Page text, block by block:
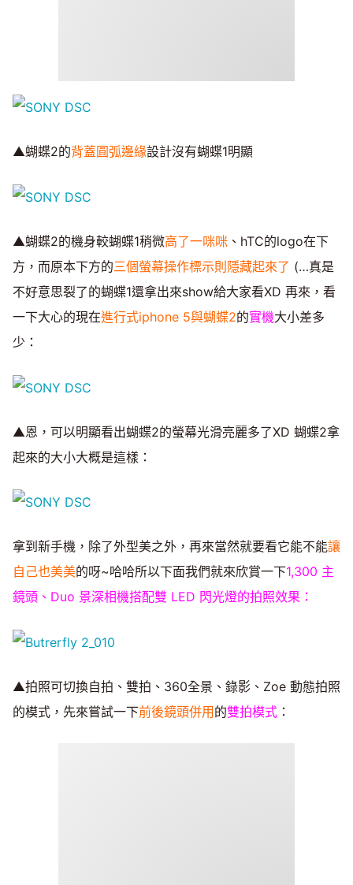
▲蝴蝶2的背蓋圓弧邊緣設計沒有蝴蝶1明顯
▲蝴蝶2的機身較蝴蝶1稍微高了一咪咪 、hTC的logo在下
方，而原本下方的三個螢幕操作標示則隱藏起來了 (…真是
不好意思裂了的蝴蝶1還拿出來show給大家看XD 再來，看
一下大心的現在進行式iphone 5與蝴蝶2的實機大小差多
少：
▲恩，可以明顯看出蝴蝶2的螢幕光滑亮麗多了XD 蝴蝶2拿
起來的大小大概是這樣：
拿到新手機，除了外型美之外，再來當然就要看它能不能讓
自己也美美的呀~哈哈所以下面我們就來欣賞一下1,300 主
鏡頭、Duo 景深相機搭配雙 LED 閃光燈的拍照效果：
▲拍照可切換自拍、雙拍、360全景、錄影、Zoe 動態拍照
的模式，先來嘗試一下前後鏡頭併用的雙拍模式 ：